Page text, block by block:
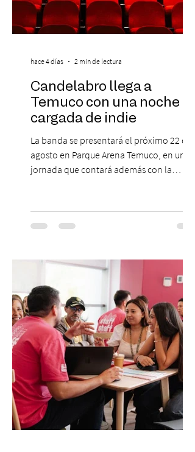
Candelabro llega a
Temuco con una noche
cargada de indie
La banda se presentará el próximo 22 de
agosto en Parque Arena Temuco, en una
jornada que contará además con la
agosto, el Parque Arena Temuco será
escenario de una noche dedicada al indie
banda que llegará a la capital de La
Araucanía para ofrecer un show cargado
de energía, guitarras y canciones que han
marcado su breve pero exitosa trayectoria.
La jornad
hace 4 días 2 min de lectura